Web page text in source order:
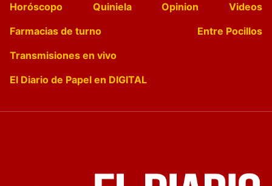
Horóscopo
Quiniela Opinion
Videos
Farmacias de turno
Entre Pocillos
Transmisiones en vivo
El Diario de Papel en DIGITAL